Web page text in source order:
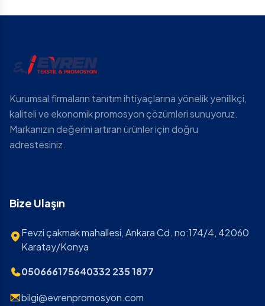
Kurumsal firmaların tanıtım ihtiyaçlarına yönelik yenilikçi,
kaliteli ve ekonomik promosyon çözümleri sunuyoruz.
Markanızın değerini artıran ürünler için doğru
adrestesiniz.
Bize Ulaşın
Fevzi çakmak mahallesi, Ankara Cd. no:174/4, 42060
Karatay/Konya
050666175640332 235 1877
bilgi@evrenpromosyon.com